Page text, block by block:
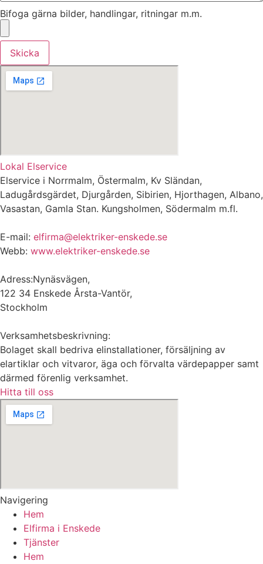
Bifoga gärna bilder, handlingar, ritningar m.m.
Skicka
Lokal Elservice
Elservice i Norrmalm, Östermalm, Kv Sländan,
Ladugårdsgärdet, Djurgården, Sibirien, Hjorthagen, Albano,
Vasastan, Gamla Stan. Kungsholmen, Södermalm m.fl.
E-mail: elfirma@elektriker-enskede.se
Webb: www.elektriker-enskede.se
Adress:Nynäsvägen,
122 34 Enskede Årsta-Vantör,
Stockholm
Verksamhetsbeskrivning:
Bolaget skall bedriva elinstallationer, försäljning av
elartiklar och vitvaror, äga och förvalta värdepapper samt
därmed förenlig verksamhet.
Hitta till oss
Navigering
Hem
Elfirma i Enskede
Tjänster
Hem